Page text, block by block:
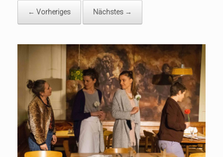
← Vorheriges Nächstes →